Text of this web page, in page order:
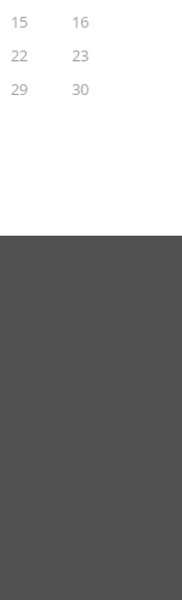
15
16
22
23
29
30